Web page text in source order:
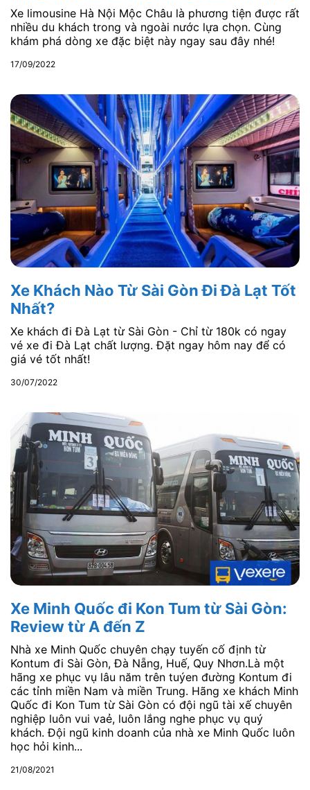
Xe limousine Hà Nội Mộc Châu là phương tiện được rất
nhiều du khách trong và ngoài nước lựa chọn. Cùng
khám phá dòng xe đặc biệt này ngay sau đây nhé!
17/09/2022
Xe Khách Nào Từ Sài Gòn Đi Đà Lạt Tốt
Nhất?
Xe khách đi Đà Lạt từ Sài Gòn - Chỉ từ 180k có ngay
vé xe đi Đà Lạt chất lượng. Đặt ngay hôm nay để có
giá vé tốt nhất!
30/07/2022
Xe Minh Quốc đi Kon Tum từ Sài Gòn:
Review từ A đến Z
Nhà xe Minh Quốc chuyên chạy tuyến cố định từ
Kontum đi Sài Gòn, Đà Nẵng, Huế, Quy Nhơn.Là một
hãng xe phục vụ lâu năm trên tuýen đường Kontum đi
các tỉnh miền Nam và miền Trung. Hãng xe khách Minh
Quốc đi Kon Tum từ Sài Gòn có đội ngũ tài xế chuyên
nghiệp luôn vui vaẻ, luôn lắng nghe phục vụ quý
khách. Đội ngũ kinh doanh của nhà xe Minh Quốc luôn
học hỏi kinh...
21/08/2021